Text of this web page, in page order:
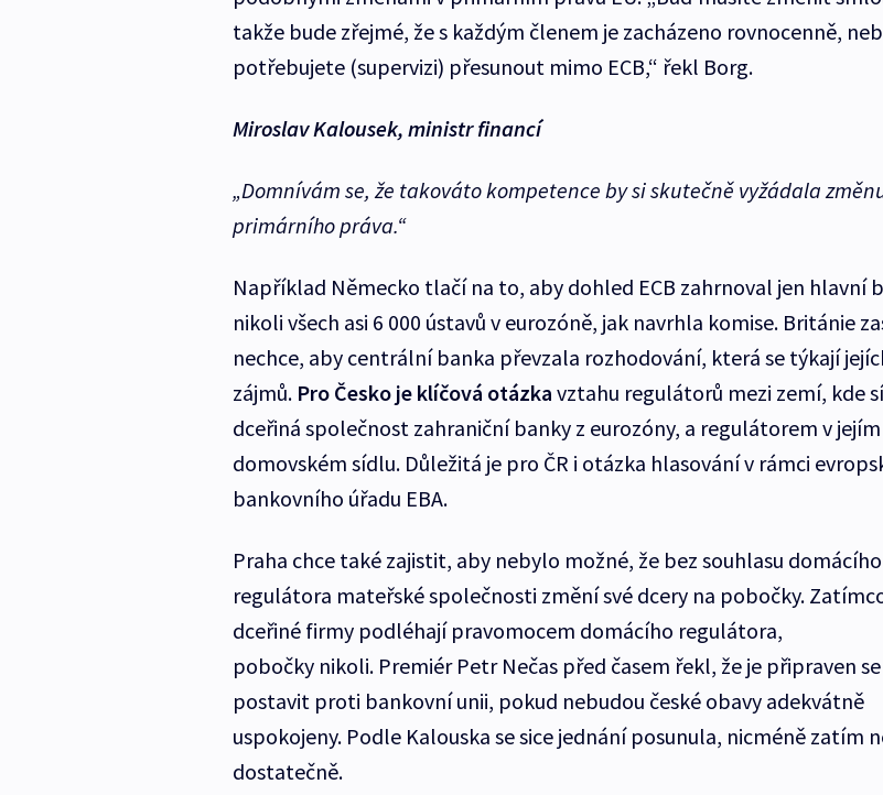
takže bude zřejmé, že s každým členem je zacházeno rovnocenně,
potřebujete (supervizi) přesunout mimo ECB,“ řekl Borg.
Miroslav Kalousek, ministr financí
„Domnívám se, že takováto kompetence by si skutečně vyžádala
primárního práva.“
Například Německo tlačí na to, aby dohled ECB zahrnoval jen hlavní
nikoli všech asi 6 000 ústavů v eurozóně, jak navrhla komise. Británie
nechce, aby centrální banka převzala rozhodování, která se týkají
zájmů. Pro Česko je klíčová otázka vztahu regulátorů mezi zemí, kde
dceřiná společnost zahraniční banky z eurozóny, a regulátorem v jejím
domovském sídlu. Důležitá je pro ČR i otázka hlasování v rámci
bankovního úřadu EBA.
Praha chce také zajistit, aby nebylo možné, že bez souhlasu domácího
regulátora mateřské společnosti změní své dcery na pobočky.
dceřiné firmy podléhají pravomocem domácího regulátora,
pobočky nikoli. Premiér Petr Nečas před časem řekl, že je připraven se
postavit proti bankovní unii, pokud nebudou české obavy adekvátně
uspokojeny. Podle Kalouska se sice jednání posunula, nicméně zatím
dostatečně.